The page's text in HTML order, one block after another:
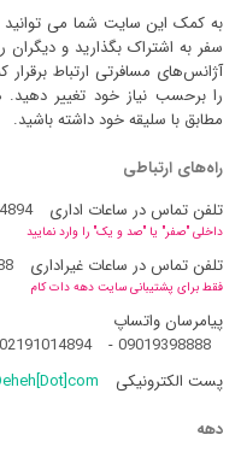
به کمک این سایت شما می توانید
سفر به اشتراک بگذارید و دیگران
آژانس‌های مسافرتی ارتباط
را برحسب نیاز خود تغییر
مطابق با سلیقه خود داشته باشید.
راه‌های ارتباطی
تلفن تماس در ساعات اداری
داخلی "صفر" یا "صد و یک" را وارد نمایید
تلفن تماس در ساعات غیراداری
فقط برای پشتیبانی سایت دهه دات کام
پیامرسان واتساپ
09019398888
-
02191014894
پست الکترونیکی
دهه